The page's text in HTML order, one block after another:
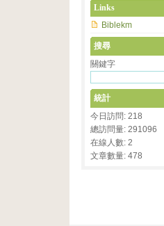
Links
Biblekm
搜尋
關鍵字
統計
今日訪問: 218
總訪問量: 291096
在線人數: 2
文章數量: 478